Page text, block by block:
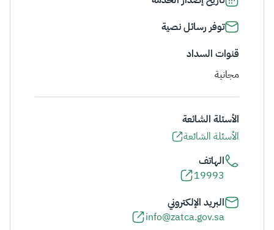
توفر رسائل نصية
قنوات السداد
مجانية
الأسئلة الشائعة
الأسئلة الشائعة
الهاتف
19993
البريد الإلكتروني
info@zatca.gov.sa